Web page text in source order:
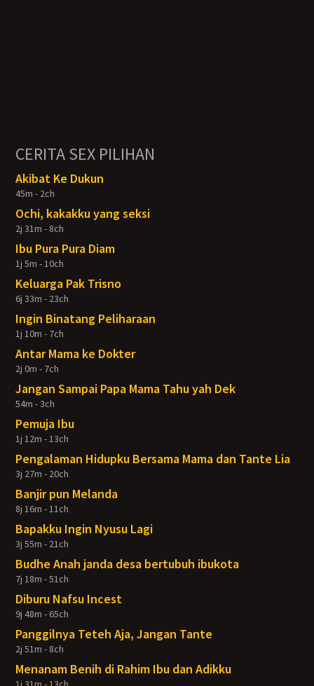
CERITA SEX PILIHAN
Akibat Ke Dukun
45m - 2ch
Ochi, kakakku yang seksi
2j 31m - 8ch
Ibu Pura Pura Diam
1j 5m - 10ch
Keluarga Pak Trisno
6j 33m - 23ch
Ingin Binatang Peliharaan
1j 10m - 7ch
Antar Mama ke Dokter
2j 0m - 7ch
Jangan Sampai Papa Mama Tahu yah Dek
54m - 3ch
Pemuja Ibu
1j 12m - 13ch
Pengalaman Hidupku Bersama Mama dan Tante Lia
3j 27m - 20ch
Banjir pun Melanda
8j 16m - 11ch
Bapakku Ingin Nyusu Lagi
3j 55m - 21ch
Budhe Anah janda desa bertubuh ibukota
7j 18m - 51ch
Diburu Nafsu Incest
9j 48m - 65ch
Panggilnya Teteh Aja, Jangan Tante
2j 51m - 8ch
Menanam Benih di Rahim Ibu dan Adikku